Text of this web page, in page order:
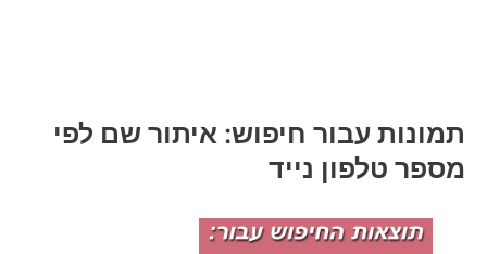
תמונות עבור חיפוש: איתור שם לפי
מספר טלפון נייד